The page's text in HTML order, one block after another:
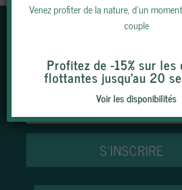
NEWSLETTER
S'INSCRIRE
Venez profiter de la nature, d’un
couple
Profitez de -15% sur les
flottantes jusqu’au 20
Voir les disponibilités